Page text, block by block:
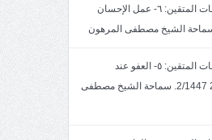
خطبة الجمعة: سمات المتقين: ٦- عمل الإحسان
خطبة الجمعة: سمات المتقين: ٥- العفو عند
المقدرة. بتاريخ 27 2/1447. سماحة الشيخ مصطفى